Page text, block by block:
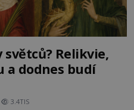
Relikvie,
a dodnes budí
3.4TIS